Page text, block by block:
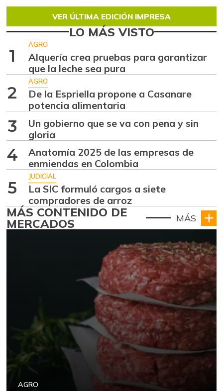
VER ÚLTIMA EDICIÓN IMPRESA
LO MÁS VISTO
1
AGRO
Alquería crea pruebas para garantizar
que la leche sea pura
2
AGRO
De la Espriella propone a Casanare
potencia alimentaria
3
Un gobierno que se va con pena y sin
gloria
4
Anatomía 2025 de las empresas de
enmiendas en Colombia
5
JUDICIAL
La SIC formuló cargos a siete
compradores de arroz
MÁS CONTENIDO DE
MERCADOS MÁS
AGRO